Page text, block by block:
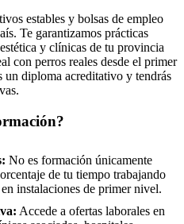
estables y bolsas de empleo
Te garantizamos prácticas
y clínicas de tu provincia
con perros reales desde el primer
diploma acreditativo y tendrás
No es formación únicamente
de tu tiempo trabajando
instalaciones de primer nivel.
Accede a ofertas laborales en